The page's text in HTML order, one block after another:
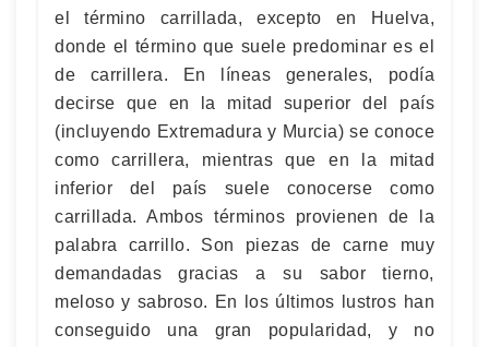
el término carrillada, excepto en Huelva,
donde el término que suele predominar es el
de carrillera. En líneas generales, podía
decirse que en la mitad superior del país
(incluyendo Extremadura y Murcia) se conoce
como carrillera, mientras que en la mitad
inferior del país suele conocerse como
carrillada. Ambos términos provienen de la
palabra carrillo. Son piezas de carne muy
demandadas gracias a su sabor tierno,
meloso y sabroso. En los últimos lustros han
conseguido una gran popularidad, y no